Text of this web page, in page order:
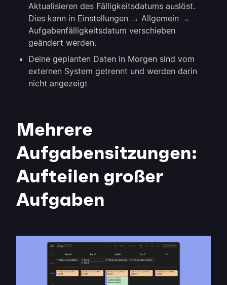
Aktualisieren des Fälligkeitsdatums auslöst.
Dies kann in Einstellungen → Allgemein →
Aufgabenfälligkeitsdatum verschieben
geändert werden.
Deine geplanten Daten in Morgen sind vom
externen System getrennt und werden darin
nicht angezeigt
Mehrere
Aufgabensitzungen:
Aufteilen großer
Aufgaben